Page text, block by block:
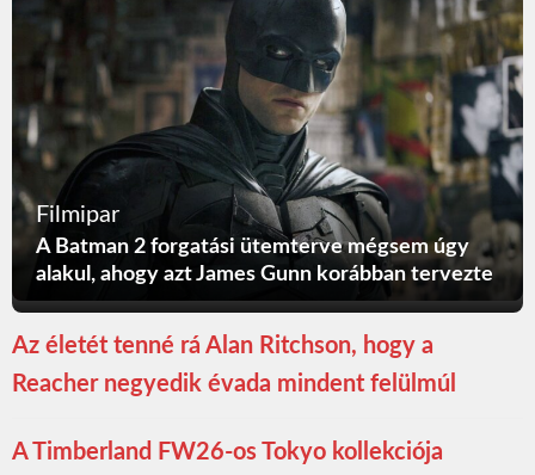
Filmipar
A Batman 2 forgatási ütemterve mégsem úgy
alakul, ahogy azt James Gunn korábban tervezte
Az életét tenné rá Alan Ritchson, hogy a
Reacher negyedik évada mindent felülmúl
A Timberland FW26-os Tokyo kollekciója